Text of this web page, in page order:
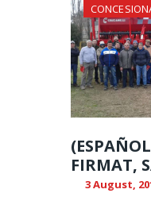
FIRMAT,
3 August,